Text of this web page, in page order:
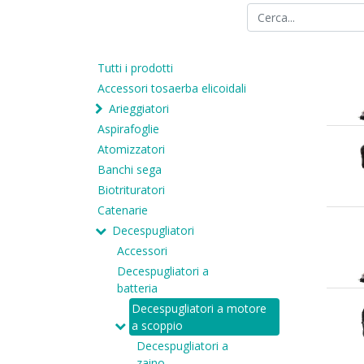
Tutti i prodotti
Accessori tosaerba elicoidali
Arieggiatori
Aspirafoglie
Atomizzatori
Banchi sega
Biotrituratori
Catenarie
Decespugliatori
Accessori
Decespugliatori a
batteria
Decespugliatori a motore
a scoppio
Decespugliatori a